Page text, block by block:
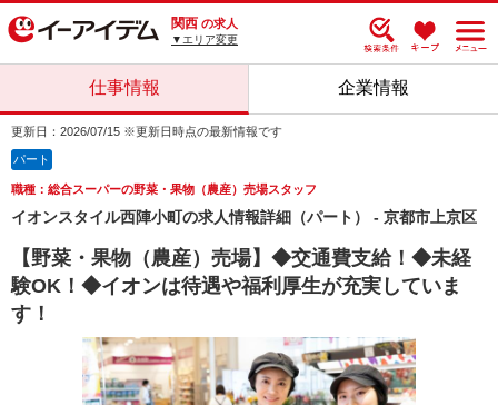
関西 の求人
▼エリア変更
仕事情報 企業情報
更新日：2026/07/15 ※更新日時点の最新情報です
パート
職種：総合スーパーの野菜・果物（農産）売場スタッフ
イオンスタイル西陣小町の求人情報詳細（パート） - 京都市上京区
【野菜・果物（農産）売場】◆交通費支給！◆未経
験OK！◆イオンは待遇や福利厚生が充実していま
す！